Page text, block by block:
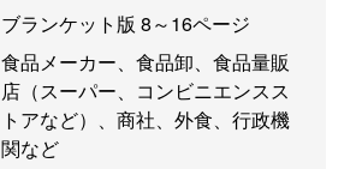
ブランケット版 8～16ページ
食品メーカー、食品卸、食品量販
店（スーパー、コンビニエンスス
トアなど）、商社、外食、行政機
関など